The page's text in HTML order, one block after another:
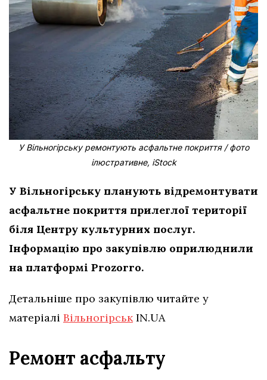
У Вільногірську ремонтують асфальтне покриття / фото
ілюстративне, iStock
У Вільногірську планують відремонтувати
асфальтне покриття прилеглої території
біля Центру культурних послуг.
Інформацію про закупівлю оприлюднили
на платформі Prozorro.
Детальніше про закупівлю читайте у
матеріалі ВільногірськIN.UA
Ремонт асфальту